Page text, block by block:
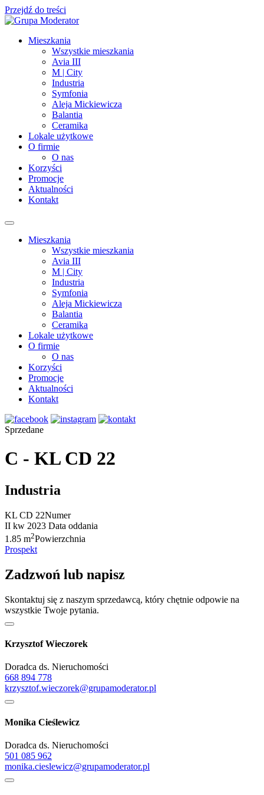
Przejdź do treści
Mieszkania
Wszystkie mieszkania
Avia III
M | City
Industria
Symfonia
Aleja Mickiewicza
Balantia
Ceramika
Lokale użytkowe
O firmie
O nas
Korzyści
Promocje
Aktualności
Kontakt
Mieszkania
Wszystkie mieszkania
Avia III
M | City
Industria
Symfonia
Aleja Mickiewicza
Balantia
Ceramika
Lokale użytkowe
O firmie
O nas
Korzyści
Promocje
Aktualności
Kontakt
Sprzedane
C - KL CD 22
Industria
KL CD 22Numer
II kw 2023 Data oddania
1.85 m2Powierzchnia
Prospekt
Zadzwoń lub napisz
Skontaktuj się z naszym sprzedawcą, który chętnie odpowie na
wszystkie Twoje pytania.
Krzysztof Wieczorek
Doradca ds. Nieruchomości
668 894 778
krzysztof.wieczorek@grupamoderator.pl
Monika Cieślewicz
Doradca ds. Nieruchomości
501 085 962
monika.cieslewicz@grupamoderator.pl